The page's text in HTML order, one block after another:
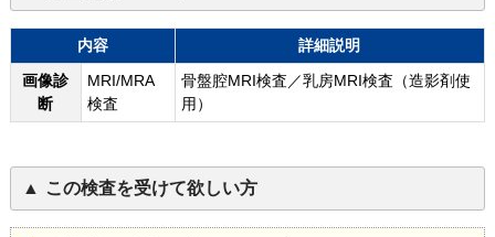
内容
詳細説明
画像診
断
MRI/MRA
検査
骨盤腔MRI検査／乳房MRI検査（造影剤使
用）
この検査を受けて欲しい方